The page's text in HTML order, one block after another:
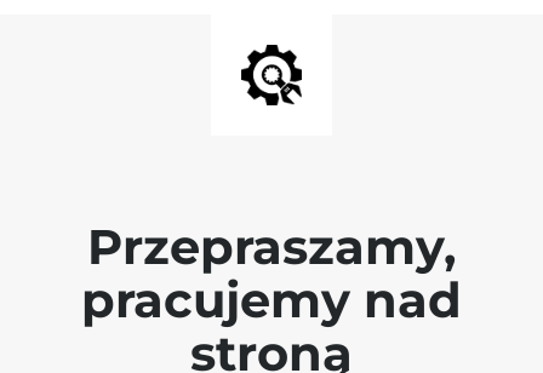
Przepraszamy,
pracujemy nad
stroną